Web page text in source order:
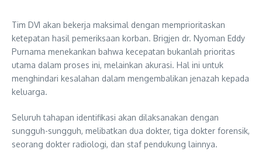
Tim DVI akan bekerja maksimal dengan memprioritaskan
ketepatan hasil pemeriksaan korban. Brigjen dr. Nyoman Eddy
Purnama menekankan bahwa kecepatan bukanlah prioritas
utama dalam proses ini, melainkan akurasi. Hal ini untuk
menghindari kesalahan dalam mengembalikan jenazah kepada
keluarga.
Seluruh tahapan identifikasi akan dilaksanakan dengan
sungguh-sungguh, melibatkan dua dokter, tiga dokter forensik,
seorang dokter radiologi, dan staf pendukung lainnya.